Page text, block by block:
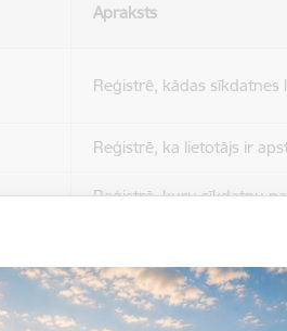
Apraksts
Reģistrē, kādas sīkdatnes
Reģistrē, ka lietotājs ir
Reģistrē, kuru sīkdatņu
Nepieciešams tikai satura
Sesijas uzturēšana no